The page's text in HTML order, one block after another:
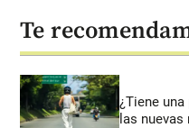
Te
¿Tiene
las